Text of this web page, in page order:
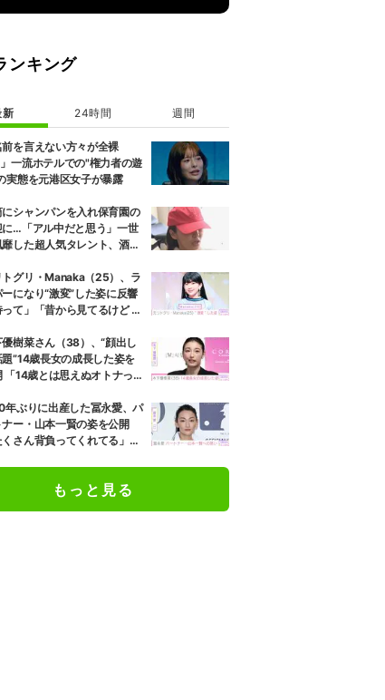
ンキング
新 24時間 週間
前を言えない方々が全裸
一流ホテルでの"権力者の遊
実態を元港区女子が暴露
シャンパンを入れ保育園の
に…「アル中だと思う」一世
靡した超人気タレント、酒漬
トグリ・Manaka（25）、ラ
ーになり“激変”した姿に反響
って」「昔から見てるけど 最
樹菜さん（38）、“顔出し
”14歳長女の成長した姿を
「14歳とは思えぬオトナっぽ
など反響
年ぶりに出産した冨永愛、パ
ナー・山本一賢の姿を公開
くさん背負ってくれてる」感
もっと見る